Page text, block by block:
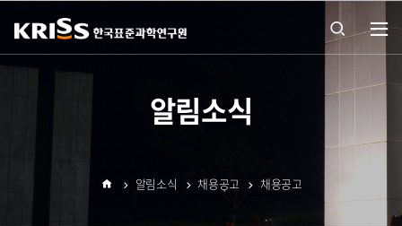
열기
알림소식
알림소식 채용공고 채용공고